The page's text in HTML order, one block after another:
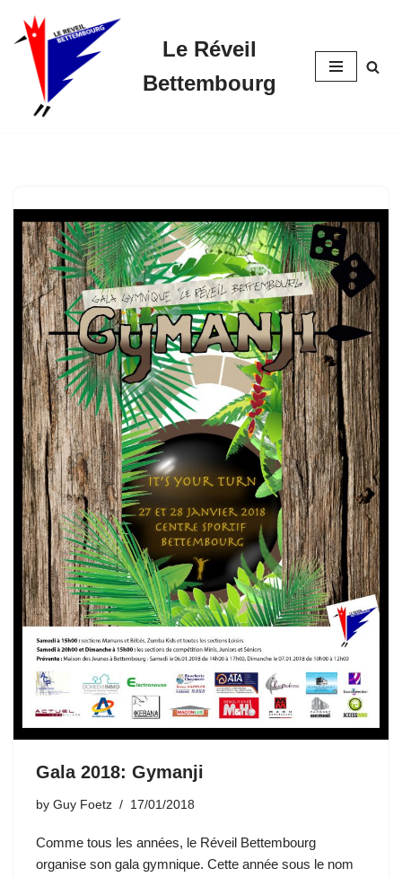
Skip
content
Le Réveil
Bettembourg
Gala 2018: Gymanji
by Guy Foetz 17/01/2018
Comme tous les années, le Réveil Bettembourg
organise son gala gymnique. Cette année sous le nom